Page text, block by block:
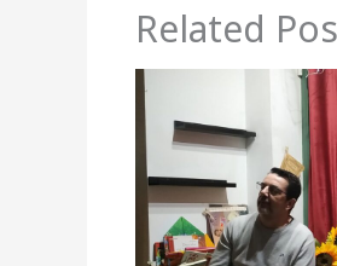
Related